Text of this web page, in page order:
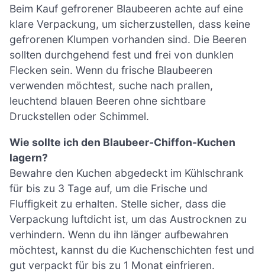
Beim Kauf gefrorener Blaubeeren achte auf eine
klare Verpackung, um sicherzustellen, dass keine
gefrorenen Klumpen vorhanden sind. Die Beeren
sollten durchgehend fest und frei von dunklen
Flecken sein. Wenn du frische Blaubeeren
verwenden möchtest, suche nach prallen,
leuchtend blauen Beeren ohne sichtbare
Druckstellen oder Schimmel.
Wie sollte ich den Blaubeer-Chiffon-Kuchen
lagern?
Bewahre den Kuchen abgedeckt im Kühlschrank
für bis zu 3 Tage auf, um die Frische und
Fluffigkeit zu erhalten. Stelle sicher, dass die
Verpackung luftdicht ist, um das Austrocknen zu
verhindern. Wenn du ihn länger aufbewahren
möchtest, kannst du die Kuchenschichten fest und
gut verpackt für bis zu 1 Monat einfrieren.